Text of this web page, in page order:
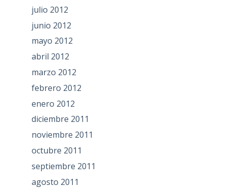
julio 2012
junio 2012
mayo 2012
abril 2012
marzo 2012
febrero 2012
enero 2012
diciembre 2011
noviembre 2011
octubre 2011
septiembre 2011
agosto 2011